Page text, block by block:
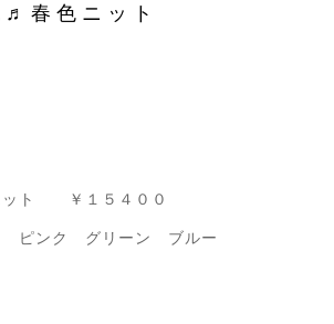
春色ニット
ット ￥１５４００
ピンク グリーン ブルー